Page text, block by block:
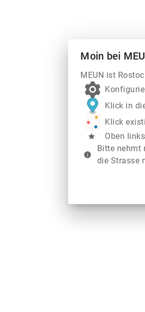
Moin bei
MEUN ist
Klick in
Klick
star Oben
info
Bitte nehmt
die Strasse